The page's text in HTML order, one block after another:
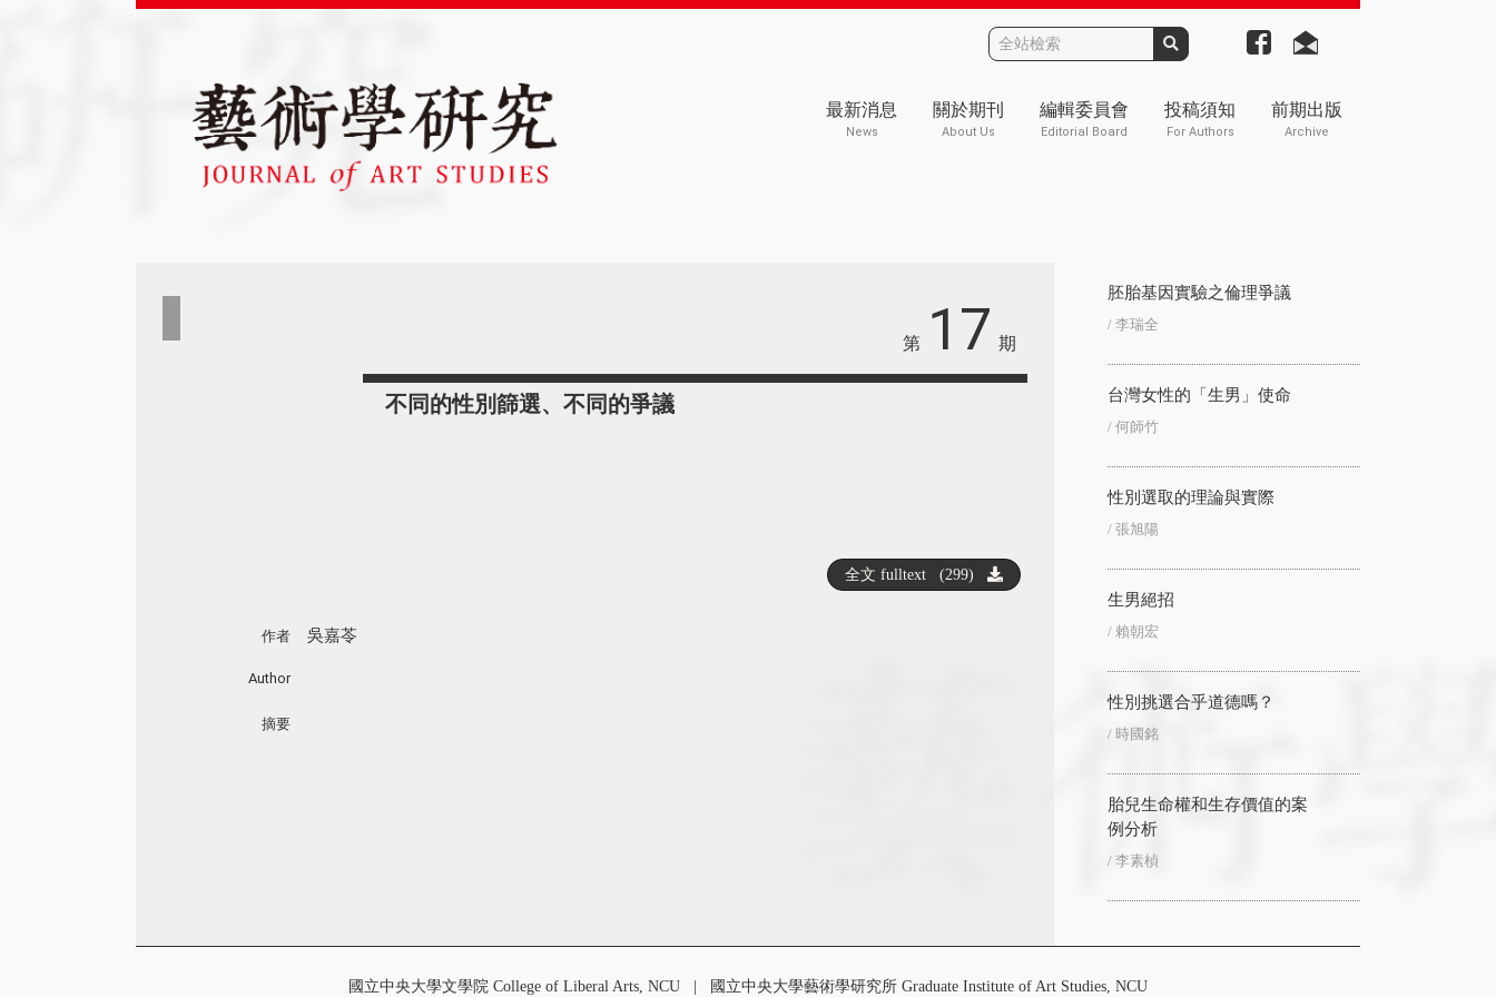
最新消息
News
關於期刊
About Us
編輯委員會
Editorial Board
投稿須知
For Authors
前期出版
Archive
第 17 期
不同的性別篩選、不同的爭議
作者 吳嘉苓
Author
摘要
胚胎基因實驗之倫理爭議
/ 李瑞全
台灣女性的「生男」使命
/ 何師竹
性別選取的理論與實際
/ 張旭陽
生男絕招
/ 賴朝宏
性別挑選合乎道德嗎？
/ 時國銘
胎兒生命權和生存價值的案
例分析
/ 李素楨
國立中央大學文學院 College of Liberal Arts, NCU | 國立中央大學藝術學研究所 Graduate Institute of Art Studies, NCU